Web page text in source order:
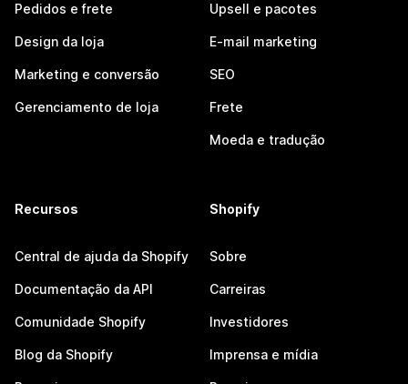
Pedidos e frete
Design da loja
Marketing e conversão
Gerenciamento de loja
Upsell e pacotes
E-mail marketing
SEO
Frete
Moeda e tradução
Recursos
Central de ajuda da Shopify
Documentação da API
Comunidade Shopify
Blog da Shopify
Shopify
Sobre
Carreiras
Investidores
Imprensa e mídia